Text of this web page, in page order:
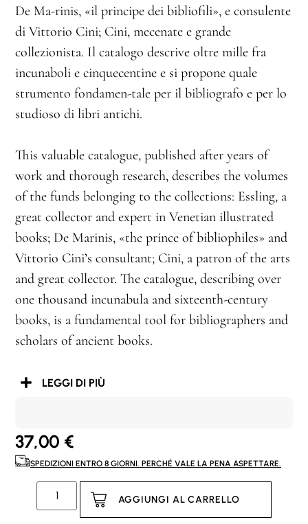
De Ma-rinis, «il principe dei bibliofili», e consulente
di Vittorio Cini; Cini, mecenate e grande
collezionista. Il catalogo descrive oltre mille fra
incunaboli e cinquecentine e si propone quale
strumento fondamen-tale per il bibliografo e per lo
studioso di libri antichi.
This valuable catalogue, published after years of
work and thorough research, describes the volumes
of the funds belonging to the collections: Essling, a
great collector and expert in Venetian illustrated
books; De Marinis, «the prince of bibliophiles» and
Vittorio Cini’s consultant; Cini, a patron of the arts
and great collector. The catalogue, describing over
one thousand incunabula and sixteenth-century
books, is a fundamental tool for bibliographers and
scholars of ancient books.
LEGGI DI PIÙ
37,00 €
SPEDIZIONI ENTRO 8 GIORNI. PERCHÉ VALE LA PENA ASPETTARE.
AGGIUNGI AL CARRELLO